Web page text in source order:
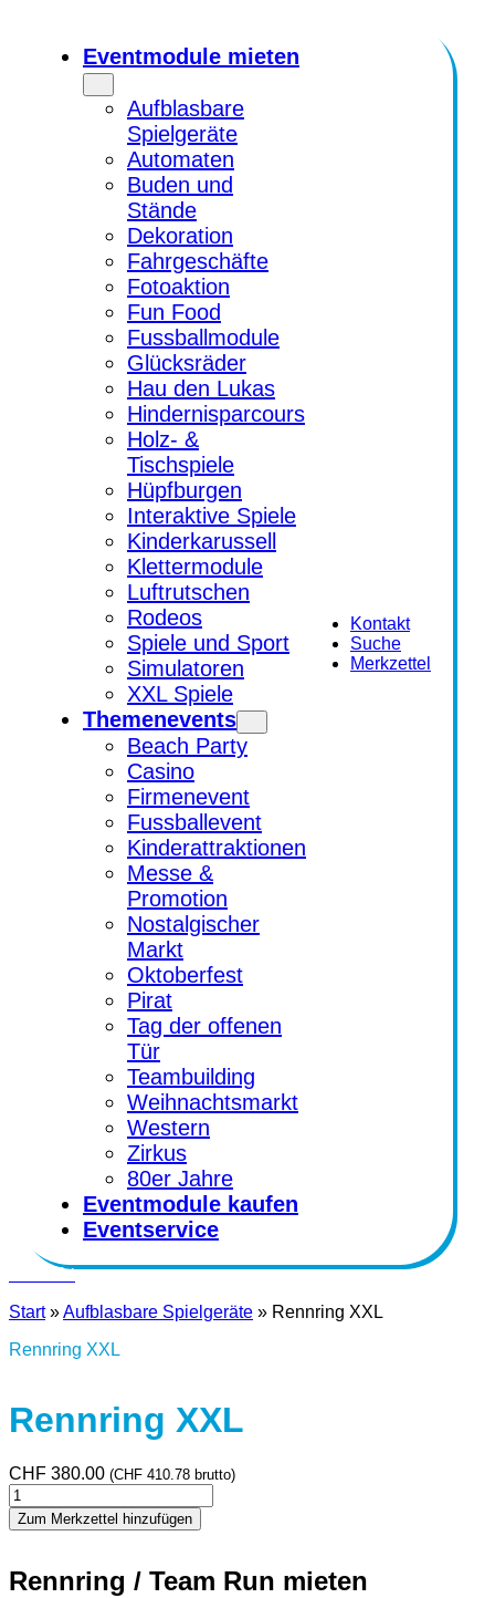
Eventmodule mieten
Aufblasbare
Spielgeräte
Automaten
Buden und
Stände
Dekoration
Fahrgeschäfte
Fotoaktion
Fun Food
Fussballmodule
Glücksräder
Hau den Lukas
Hindernisparcours
Holz- &
Tischspiele
Hüpfburgen
Interaktive Spiele
Kinderkarussell
Klettermodule
Luftrutschen
Rodeos
Spiele und Sport
Simulatoren
XXL Spiele
Themenevents
Beach Party
Casino
Firmenevent
Fussballevent
Kinderattraktionen
Messe &
Promotion
Nostalgischer
Markt
Oktoberfest
Pirat
Tag der offenen
Tür
Teambuilding
Weihnachtsmarkt
Western
Zirkus
80er Jahre
Eventmodule kaufen
Eventservice
Kontakt
Suche
Merkzettel
Kontakt
Start»Aufblasbare Spielgeräte » Rennring XXL
Rennring XXL
Rennring XXL
CHF 380.00 (CHF 410.78 brutto)
Rennring
XXL
Menge
Zum Merkzettel hinzufügen
Rennring / Team Run mieten